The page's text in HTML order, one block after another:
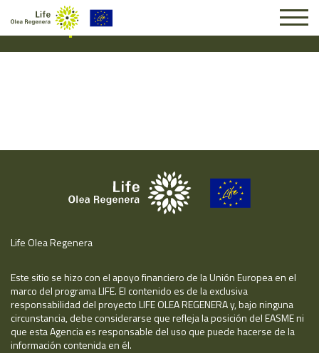
Suscripción #16257
Life Olea Regenera
Este sitio se hizo con el apoyo financiero de la Unión Europea en el
marco del programa LIFE. El contenido es de la exclusiva
responsabilidad del proyecto LIFE OLEA REGENERA y, bajo ninguna
circunstancia, debe considerarse que refleja la posición del EASME ni
que esta Agencia es responsable del uso que puede hacerse de la
información contenida en él.